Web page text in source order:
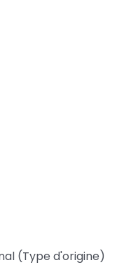
(Type d'origine)